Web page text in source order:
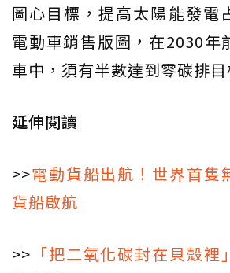
圖心目標，提高太陽能發電
電動車銷售版圖，在2030年
車中，須有半數達到零碳排目
延伸閱讀
>>電動貨船出航！世界首隻
貨船啟航
>> 「把二氧化碳封在貝殼